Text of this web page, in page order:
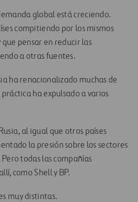
global está creciendo.
compitiendo por los mismos
que pensar en reducir las
a otras fuentes.
ha renacionalizado muchas de
práctica ha expulsado a varios
al igual que otros países
la presión sobre los sectores
todas las compañías
como Shell y BP.
muy distintas.